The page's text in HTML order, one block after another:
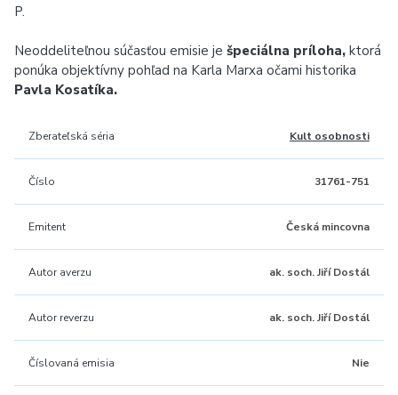
P.
Neoddeliteľnou súčasťou emisie je špeciálna príloha, ktorá
ponúka objektívny pohľad na Karla Marxa očami historika
Pavla Kosatíka.
Zberateľská séria Kult osobnosti
Číslo 31761-751
Emitent Česká mincovna
Autor averzu ak. soch. Jiří Dostál
Autor reverzu ak. soch. Jiří Dostál
Číslovaná emisia Nie